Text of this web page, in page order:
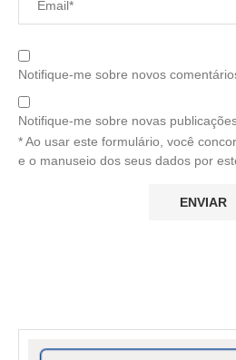
Notifique-me sobre novos
Notifique-me sobre novas
* Ao usar este formulário, você
e o manuseio dos seus dados por